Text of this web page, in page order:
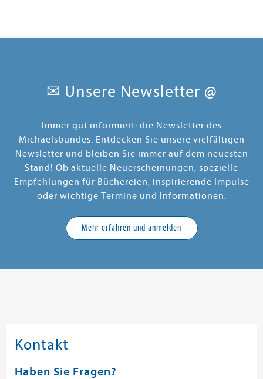
✉ Unsere Newsletter @
Immer gut informiert: die Newsletter des
Michaelsbundes. Entdecken Sie unsere vielfältigen
Newsletter und bleiben Sie immer auf dem neuesten
Stand! Ob aktuelle Neuerscheinungen, spezielle
Empfehlungen für Büchereien, inspirierende Impulse
oder wichtige Termine und Informationen.
Mehr erfahren und anmelden
Kontakt
Haben Sie Fragen?